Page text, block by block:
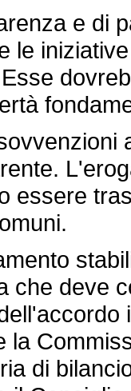
e di
le
essere
che deve
la
di